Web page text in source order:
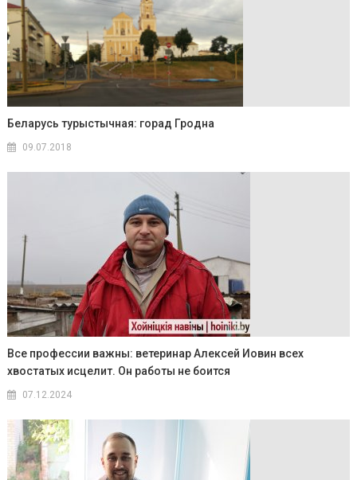
Беларусь турыстычная: горад Гродна
09.07.2018
Все профессии важны: ветеринар Алексей Иовин всех
хвостатых исцелит. Он работы не боится
07.12.2024